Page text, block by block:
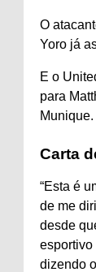
O
Yoro já
E o
para
Munique.
Carta
“Esta é
de me
desde
esportivo
dizendo